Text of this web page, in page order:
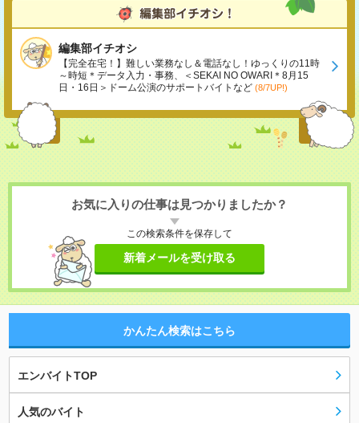
編集部イチオシ
【完全在宅！】難しい業務なし＆電話なし！ゆっくりの11時
～時短＊データ入力・事務、＜SEKAI NO OWARI＊8月15
日・16日＞ドーム公演のサポートバイトなど (8/7UP!)
お気に入りの仕事は見つかりましたか？
この検索条件を保存して
新着メールを受け取る
かんたん検索はこちら
エンバイトTOP
人気のバイト